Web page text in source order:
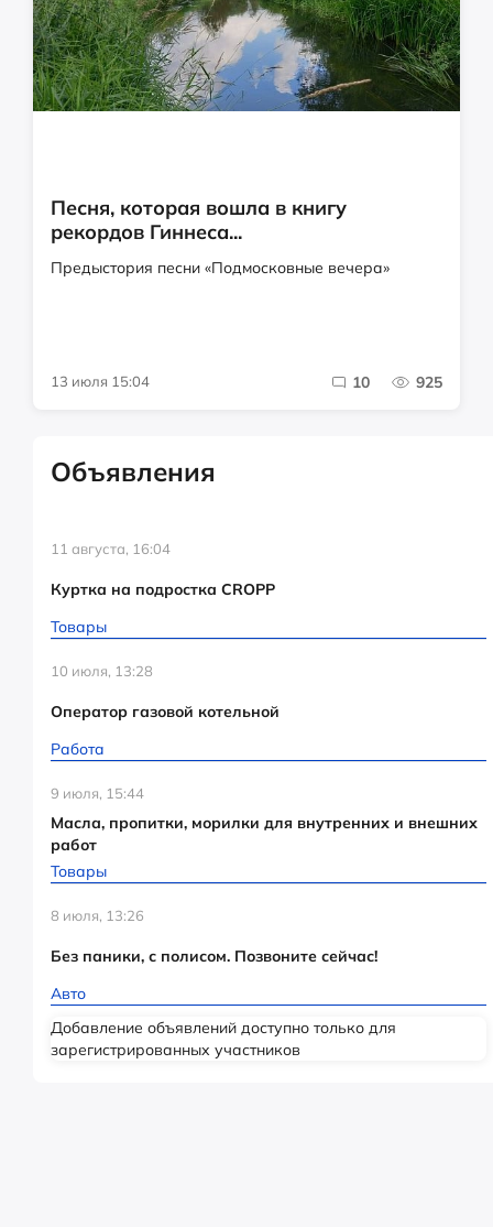
Песня, которая вошла в книгу
рекордов Гиннеса...
Предыстория песни «Подмосковные вечера»
13 июля 15:04 10 925
Объявления
11 августа, 16:04
Куртка на подростка CROPP
Товары
10 июля, 13:28
Оператор газовой котельной
Работа
9 июля, 15:44
Масла, пропитки, морилки для внутренних и внешних
работ
Товары
8 июля, 13:26
Без паники, с полисом. Позвоните сейчас!
Авто
Добавление объявлений доступно только для
зарегистрированных участников